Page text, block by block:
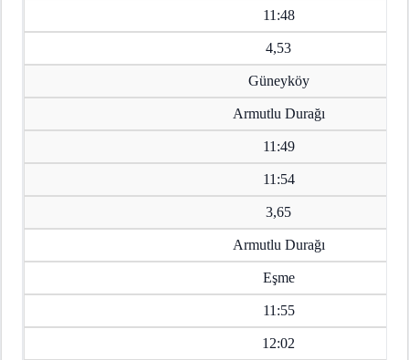
11:48
4,53
Güneyköy
Armutlu Durağı
11:49
11:54
3,65
Armutlu Durağı
Eşme
11:55
12:02